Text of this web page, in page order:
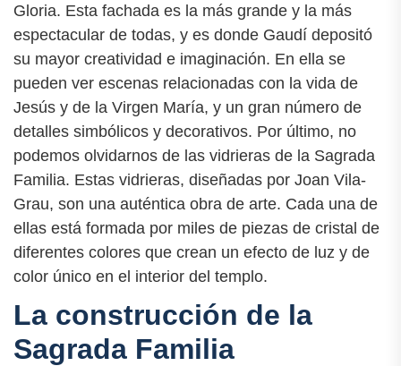
Gloria. Esta fachada es la más grande y la más
espectacular de todas, y es donde Gaudí depositó
su mayor creatividad e imaginación. En ella se
pueden ver escenas relacionadas con la vida de
Jesús y de la Virgen María, y un gran número de
detalles simbólicos y decorativos. Por último, no
podemos olvidarnos de las vidrieras de la Sagrada
Familia. Estas vidrieras, diseñadas por Joan Vila-
Grau, son una auténtica obra de arte. Cada una de
ellas está formada por miles de piezas de cristal de
diferentes colores que crean un efecto de luz y de
color único en el interior del templo.
La construcción de la
Sagrada Familia